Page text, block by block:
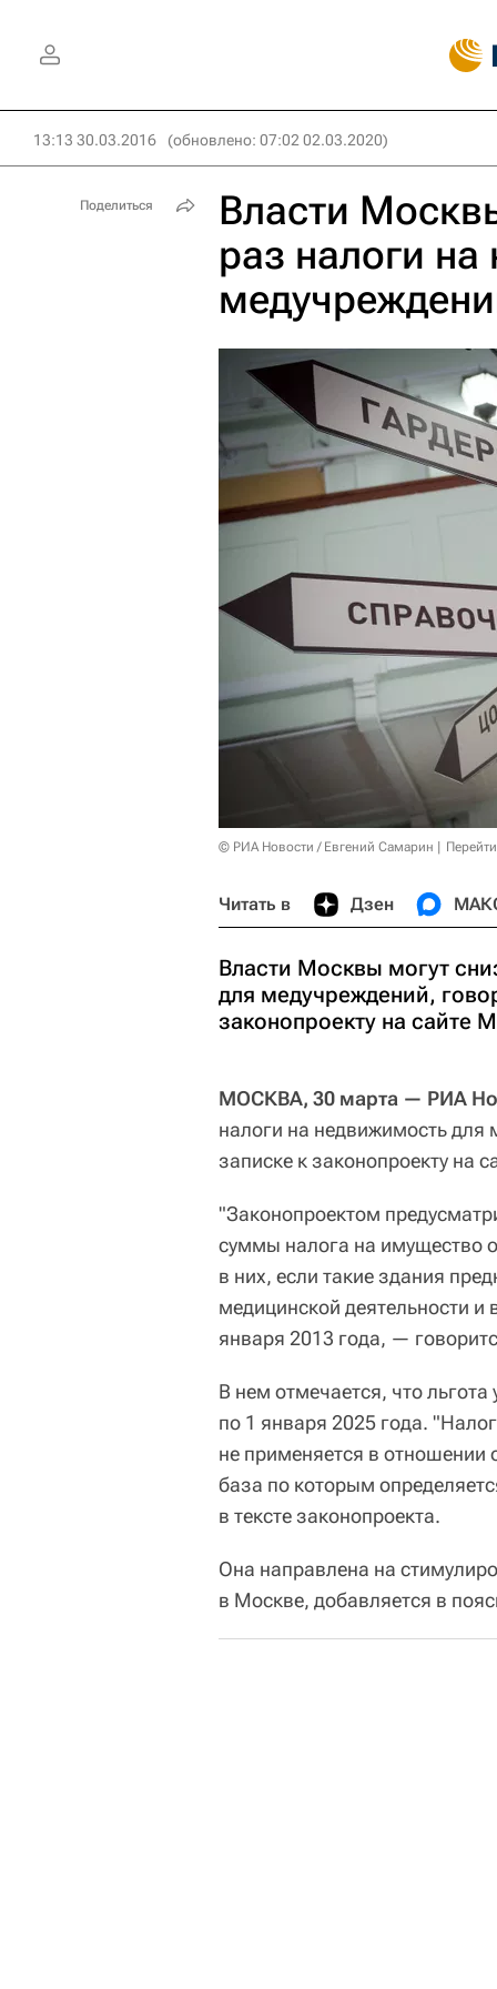
13:13 30.03.2016 (обновлено: 07:02 02.03.2020)
Власти
раз налоги
© РИА Новости / Евгений Самарин
Читать в Дзен
Власти Москвы могут
для медучреждений,
законопроекту на сайте
МОСКВА, 30 марта — РИА
налоги на недвижимость для
записке к законопроекту на
"Законопроектом
суммы налога на имущество
в них, если такие здания
медицинской деятельности и
января 2013 года, —
В нем отмечается, что
по 1 января 2025 года.
не применяется в
база по которым
в тексте законопроекта.
Она направлена на
в Москве, добавляется в
Поделиться